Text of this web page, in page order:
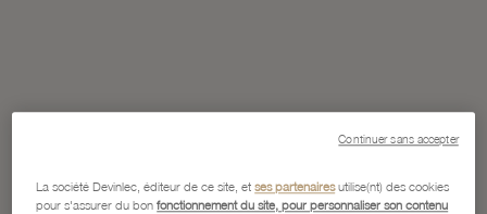
La société Devinlec, éditeur de ce site, etses partenairesutilise(nt) des cookies
pour s'assurer du bonfonctionnement du site, pour personnaliser son contenu
Continuer sans accepter